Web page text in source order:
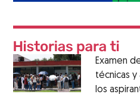
Examen
técnicas y
los